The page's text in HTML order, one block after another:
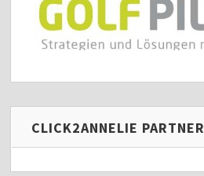
CLICK2ANNELIE PARTNER